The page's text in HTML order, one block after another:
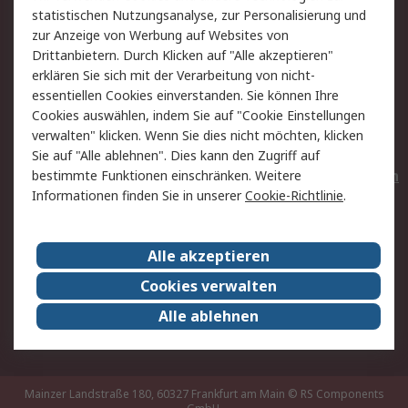
Hilfe
Privatkunden
Rechtliches
AGB
Datenschutz
Cookie-Richtlinie
Zahlungsbedingungen
Copyright/Impressum
Entsorgung
Elektrogeräte/Batterien
RS weltweit
Karriere bei RS
Nachhaltigkeit
Qualität/Umwelt/ZertifikatePresse-Center
Event-Center
Mainzer Landstraße 180, 60327 Frankfurt am Main © RS Components
statistischen Nutzungsanalyse, zur Personalisierung und
zur Anzeige von Werbung auf Websites von
Drittanbietern. Durch Klicken auf "Alle akzeptieren"
erklären Sie sich mit der Verarbeitung von nicht-
essentiellen Cookies einverstanden. Sie können Ihre
Cookies auswählen, indem Sie auf "Cookie Einstellungen
verwalten" klicken. Wenn Sie dies nicht möchten, klicken
Sie auf "Alle ablehnen". Dies kann den Zugriff auf
bestimmte Funktionen einschränken. Weitere
Informationen finden Sie in unsererCookie-Richtlinie.
Alle akzeptieren
Cookies verwalten
Alle ablehnen